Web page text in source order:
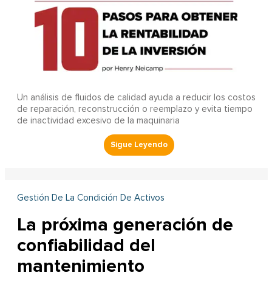
Un análisis de fluidos de calidad ayuda a reducir los costos
de reparación, reconstrucción o reemplazo y evita tiempo
de inactividad excesivo de la maquinaria
Gestión De La Condición De Activos
La próxima generación de
confiabilidad del
mantenimiento